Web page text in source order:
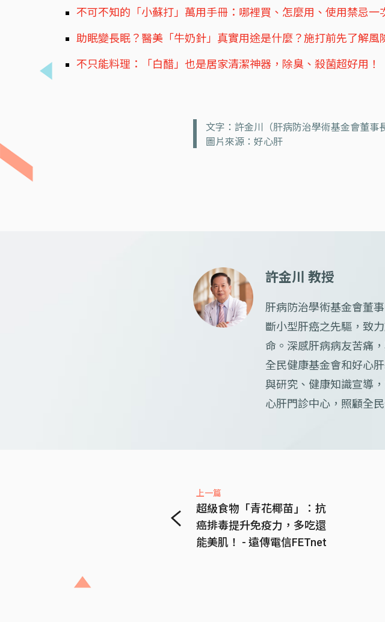
不可不知的「小蘇打」萬用手冊：哪裡買、怎麼用、使用禁忌一
助眠變長眠？醫美「牛奶針」真實用途是什麼？施打前先了解風
不只能料理：「白醋」也是居家清潔神器，除臭、殺菌超好用！
文字：許金川（肝病防治學術基金會董事
圖片來源：好心肝
許金川 教授
肝病防治學術基金會董
斷小型肝癌之先驅，致
命。深感肝病病友苦痛
全民健康基金會和好心
與研究、健康知識宣導
心肝門診中心，照顧全民
上一篇
超級食物「青花椰苗」：抗
癌排毒提升免疫力，多吃還
能美肌！ - 遠傳電信FETnet